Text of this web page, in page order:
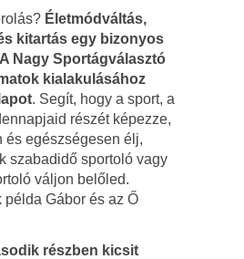
Életmódváltás,
kitartás egy bizonyos
A Nagy Sportágválasztó
kialakulásához
. Segít, hogy a sport, a
részét képezze,
és egészségesen élj,
szabadidő sportoló vagy
váljon belőled.
példa Gábor és az Ő
részben kicsit